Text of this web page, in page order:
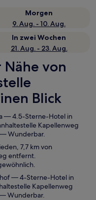
Morgen
9. Aug. - 10. Aug.
In zwei Wochen
21. Aug. - 23. Aug.
Nähe von
Blick
— 4.5-Sterne-Hotel in
Kapellenweg
Wunderbar.
7,7 km von
entfernt.
— 4-Sterne-Hotel in
Kapellenweg
Wunderbar.